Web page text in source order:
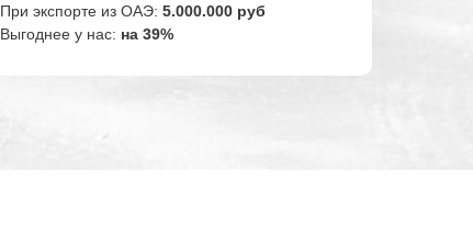
При экспорте из ОАЭ: 5.000.000 руб
Выгоднее у нас: на 39%